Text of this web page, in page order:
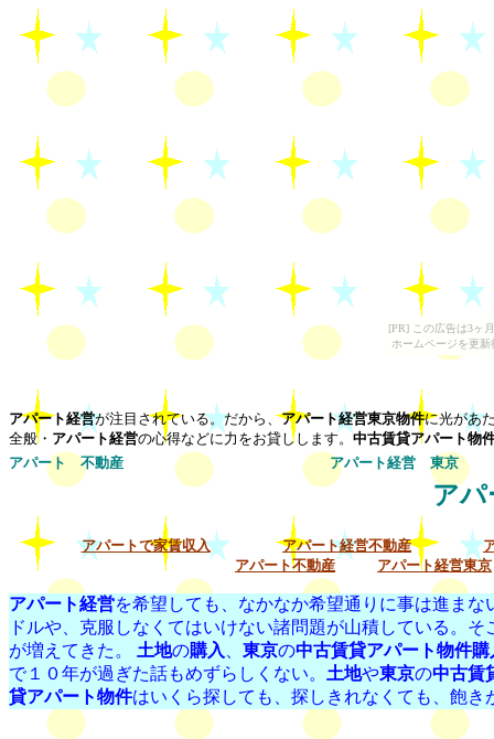
[PR] この広告は3ヶ
ホームページを更
アパート経営が注目されている。だから、アパート経営東京物件に光があ
全般・ アパート経営の心得などに力をお貸しします。中古賃貸アパート物
アパート 不動産
アパート経営 東京
ア
アパートで家賃収入 アパート経営不動産
アパート不動産
アパート経営東京
アパート経営を希望しても、なかなか希望通りに事は進まな
ドルや、克服しなくてはいけない諸問題が山積している。そ
が増えてきた。 土地の購入 東京の中古賃貸アパート物件購
で１０年が過ぎた話もめずらしくない。 土地や東京の中古賃
貸アパート物件はいくら探しても、探しきれなくても、飽き